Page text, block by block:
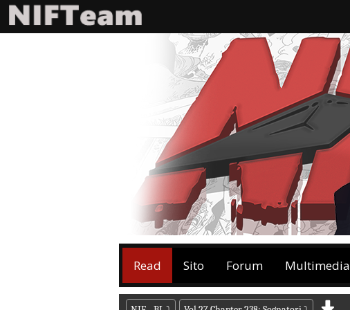
Read Sito Forum Multimedia